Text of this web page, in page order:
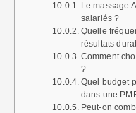
Le massage
salariés ?
Quelle
résultats
Comment
?
Quel budget
dans une
Peut-on